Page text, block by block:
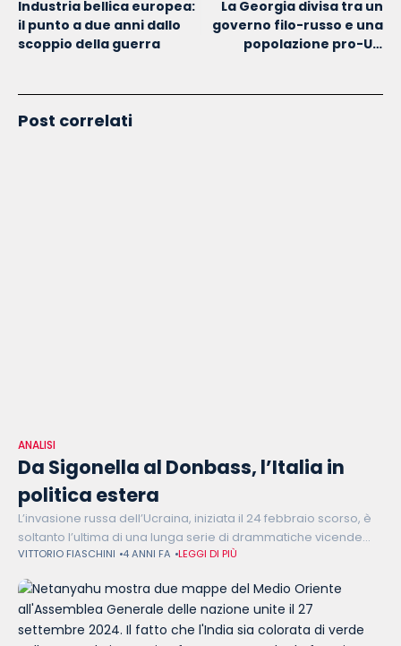
Industria bellica europea:
il punto a due anni dallo
scoppio della guerra
La Georgia divisa tra un
governo filo-russo e una
popolazione pro-UE:
Post correlati
ANALISI
Da Sigonella al Donbass, l’Italia in
politica estera
L’invasione russa dell’Ucraina, iniziata il 24 febbraio scorso, è
soltanto l’ultima di una lunga serie di drammatiche vicende
geopolitiche che negli ultimi 40 anni hanno avuto importanti
ripercussioni anche sul
VITTORIO FIASCHINI 4 ANNI FA LEGGI DI PIÙ